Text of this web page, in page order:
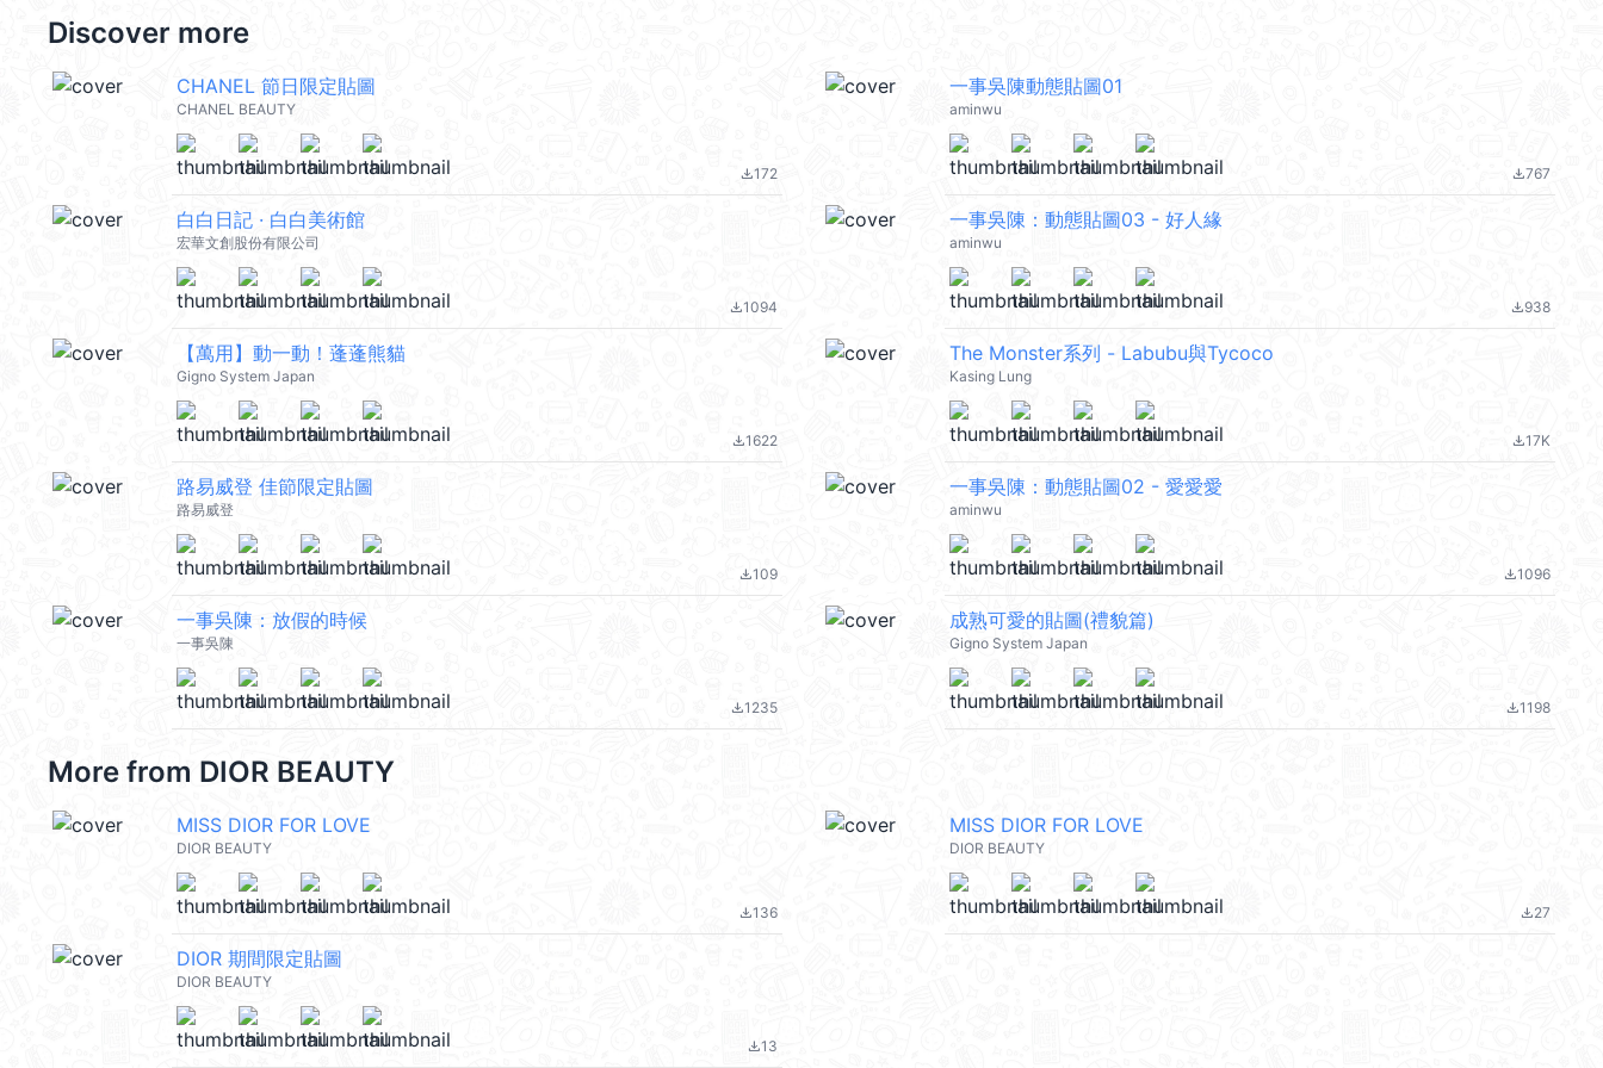
Discover more
CHANEL 節日限定貼圖
CHANEL BEAUTY
file_download172
一事吳陳動態貼圖01
aminwu
file_download767
白白日記 · 白白美術館
宏華文創股份有限公司
file_download1094
一事吳陳：動態貼圖03 - 好人緣
aminwu
file_download938
【萬用】動一動！蓬蓬熊貓
Gigno System Japan
file_download1622
The Monster系列 - Labubu與Tycoco
Kasing Lung
file_download17K
路易威登 佳節限定貼圖
路易威登
file_download109
一事吳陳：動態貼圖02 - 愛愛愛
aminwu
file_download1096
一事吳陳：放假的時候
一事吳陳
file_download1235
成熟可愛的貼圖(禮貌篇)
Gigno System Japan
file_download1198
More from DIOR BEAUTY
MISS DIOR FOR LOVE
DIOR BEAUTY
file_download136
MISS DIOR FOR LOVE
DIOR BEAUTY
file_download27
DIOR 期間限定貼圖
DIOR BEAUTY
file_download13